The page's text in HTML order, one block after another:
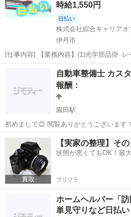
時給1,550円
日払い
株式会社綜合キャリアオ
伊丹市
[仕事内容] 【業務内容】(1)光学部品掛_レ
務及び検品検査業務、 その他付随する業
レーザー用光学部品のコーティング業務
する業務2名(3)レ...
工場
自動車整備士 カス
報酬：
園田駅
初めまして😊 閲覧ありがとうございます
おります🛠 車の事でなにかお困りのこと
せ連絡ください😊 親身になって対応させ
構いませんのでなにかお手伝い...
兵庫 尼崎市 園田駅 手伝いた
【実家の整理】そ
状態が悪くてもOK！最
プリフラ
ホームヘルパー「
単見守りなど日払